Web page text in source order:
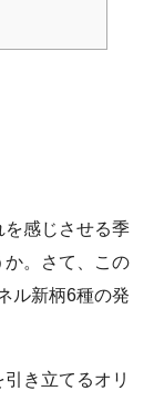
感じさせる季
。さて、この
ル新柄6種の発
き立てるオリ